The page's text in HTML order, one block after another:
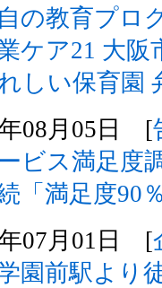
自の教育プロ
ケア21 大阪
れしい保育園
08月05日 [
ービス満足度
「満足度90
07月01日 [
園前駅より